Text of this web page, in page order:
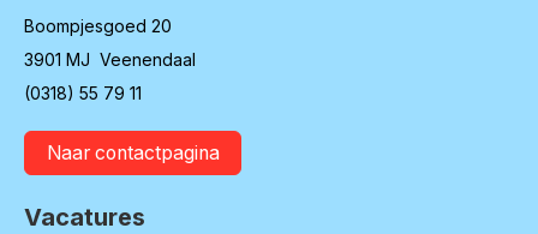
Boompjesgoed 20
3901 MJ Veenendaal
(0318) 55 79 11
Naar contactpagina
Vacatures